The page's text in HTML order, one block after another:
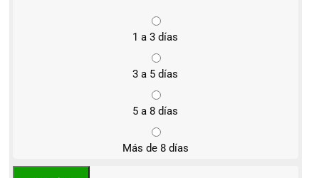
1 a 3 días
3 a 5 días
5 a 8 días
Más de 8 días